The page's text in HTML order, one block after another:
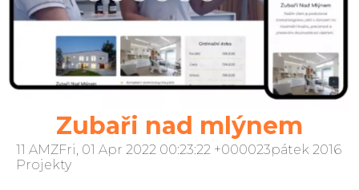
Pro Nadaci Ivana Dejmala pro ochranu přírody
jsme vytvořili a spravujeme moderní webovou
prezentaci zaměřenou na podporu a obnovu
přírodního prostředí.
Zubaři nad mlýnem
11 AMZFri, 01 Apr 2022 00:23:22 +000023pátek 2016
Projekty